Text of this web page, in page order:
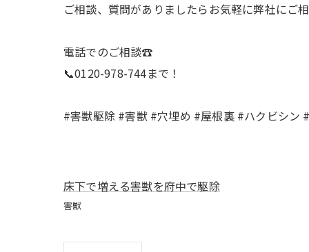
ご相談、質問がありましたらお気軽に弊社にご
電話でのご相談☎️
📞0120-978-744まで！
#害獣駆除 #害獣 #穴埋め #屋根裏 #ハクビシン
床下で増える害獣を府中で駆除
害獣